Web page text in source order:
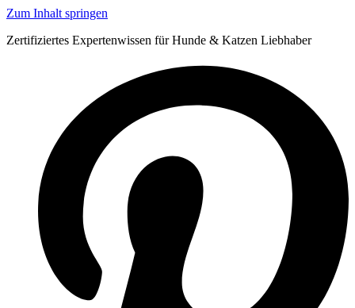
Zum Inhalt springen
Zertifiziertes Expertenwissen für Hunde & Katzen Liebhaber